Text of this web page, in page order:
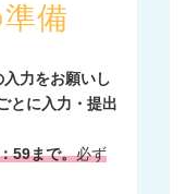
備
力をお願いし
とに入力・提出
59まで。必ず